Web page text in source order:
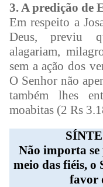
3. A predição de
Em respeito a
Deus, previu
alagariam,
sem a ação dos
O Senhor não
também lhes
moabitas (2 Rs
Não importa se
meio das fiéis,
favor